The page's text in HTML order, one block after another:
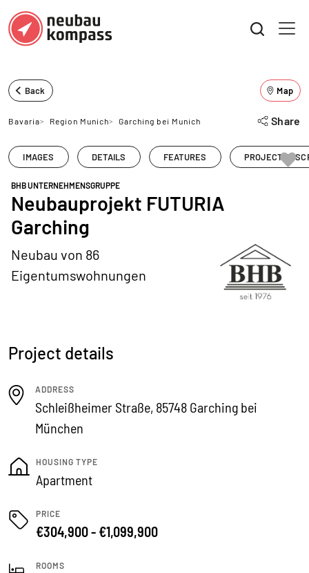
Back Map
Bavaria> Region Munich> Garching bei Munich Share
IMAGES DETAILS FEATURES PROJECT
BHB UNTERNEHMENSGRUPPE
Neubauprojekt FUTURIA
Garching
Neubau von 86
Eigentumswohnungen
Project details
ADDRESS
Schleißheimer Straße, 85748 Garching bei
München
HOUSING TYPE
Apartment
PRICE
€304,900 - €1,099,900
ROOMS